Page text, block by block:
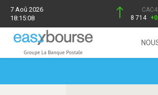
7 Aoû 2026
18:15:08
8 714